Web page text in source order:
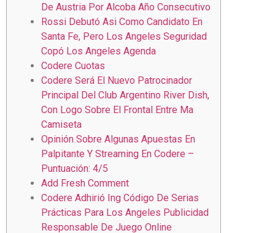
De Austria Por Alcoba Año Consecutivo
Rossi Debutó Asi Como Candidato En
Santa Fe, Pero Los Angeles Seguridad
Copó Los Angeles Agenda
Codere Cuotas
Codere Será El Nuevo Patrocinador
Principal Del Club Argentino River Dish,
Con Logo Sobre El Frontal Entre Ma
Camiseta
Opinión Sobre Algunas Apuestas En
Palpitante Y Streaming En Codere –
Puntuación: 4/5
Add Fresh Comment
Codere Adhirió Ing Código De Serias
Prácticas Para Los Angeles Publicidad
Responsable De Juego Online